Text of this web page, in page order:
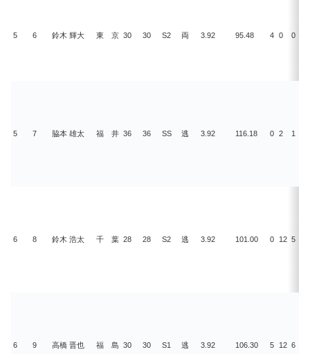
5 6 鈴木 輝大 東 京 30 30 S2 両 3.92 95.48 4 0 0
5 7 脇本 雄太 福 井 36 36 SS 逃 3.92 116.18 0 2 1
6 8 鈴木 浩太 千 葉 28 28 S2 逃 3.92 101.00 0 12 5
6 9 高橋 晋也 福 島 30 30 S1 逃 3.92 106.30 5 12 6